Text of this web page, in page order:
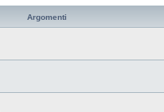
Argomenti